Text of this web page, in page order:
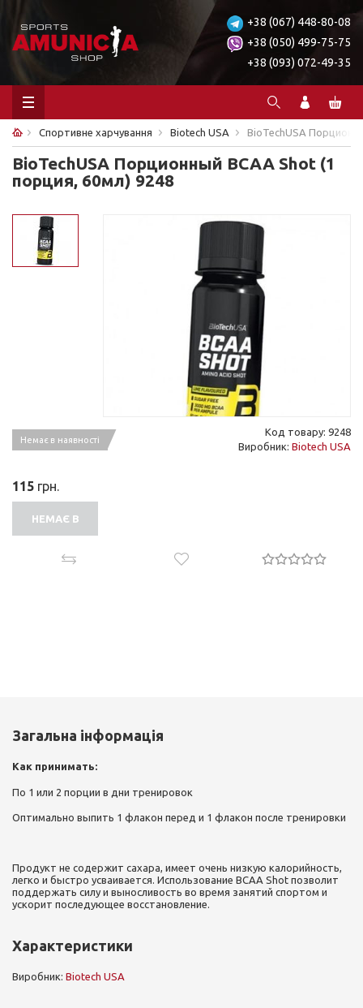
+38 (067) 448-80-08
+38 (050) 499-75-75
+38 (093) 072-49-35
Спортивне харчування Biotech USA BioTechUSA
BioTechUSA Порционный BCAA Shot (1
порция, 60мл) 9248
Немає в наявності
Код товару: 9248
Виробник: Biotech USA
115 грн.
НЕМАЄ В
Загальна інформація
Как принимать:
По 1 или 2 порции в дни тренировок
Оптимально выпить 1 флакон перед и 1 флакон после тренировки
Продукт не содержит сахара, имеет очень низкую калорийность,
легко и быстро усваивается. Использование BCAA Shot позволит
поддержать силу и выносливость во время занятий спортом и
ускорит последующее восстановление.
Характеристики
Виробник: Biotech USA